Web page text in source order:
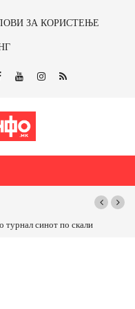
ЗА КОРИСТЕЊЕ
турнал синот по скали